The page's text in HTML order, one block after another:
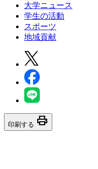
大学ニュース
学生の活動
スポーツ
地域貢献
印刷する print